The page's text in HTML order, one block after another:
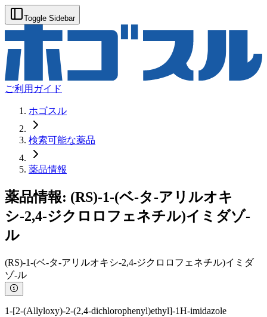
Toggle Sidebar
ご利用ガイド
ホゴスル
検索可能な薬品
薬品情報
薬品情報: (RS)-1-(ベ-タ-アリルオキ
シ-2,4-ジクロロフェネチル)イミダゾ-
ル
(RS)-1-(ベ-タ-アリルオキシ-2,4-ジクロロフェネチル)イミダ
ゾ-ル
1-[2-(Allyloxy)-2-(2,4-dichlorophenyl)ethyl]-1H-imidazole